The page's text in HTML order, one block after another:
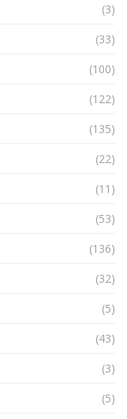
(3)
(33)
(100)
(122)
(135)
(22)
(11)
(53)
(136)
(32)
(5)
(43)
(3)
(5)